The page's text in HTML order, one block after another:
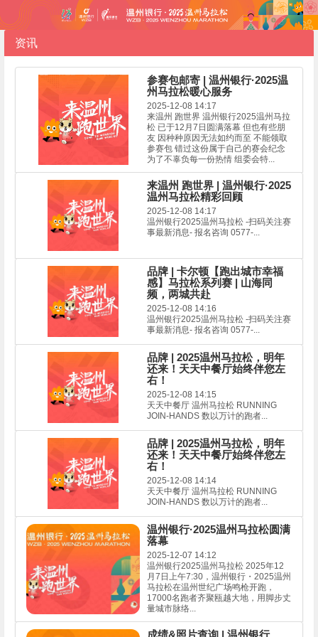
资讯
参赛包邮寄 | 温州银行·2025温
州马拉松暖心服务
2025-12-08 14:17
来温州 跑世界 温州银行2025温州马拉
松 已于12月7日圆满落幕 但也有些朋
友 因种种原因无法如约而至 不能领取
参赛包 错过这份属于自己的赛会纪念
为了不辜负每一份热情 组委会特...
来温州 跑世界 | 温州银行·2025
温州马拉松精彩回顾
2025-12-08 14:17
温州银行2025温州马拉松 -扫码关注赛
事最新消息- 报名咨询 0577-...
品牌 | 卡尔顿【跑出城市幸福
感】马拉松系列赛 | 山海同
频，两城共赴
2025-12-08 14:16
温州银行2025温州马拉松 -扫码关注赛
事最新消息- 报名咨询 0577-...
品牌 | 2025温州马拉松，明年
还来！天天中餐厅始终伴您左
右！
2025-12-08 14:15
天天中餐厅 温州马拉松 RUNNING
JOIN-HANDS 数以万计的跑者...
品牌 | 2025温州马拉松，明年
还来！天天中餐厅始终伴您左
右！
2025-12-08 14:14
天天中餐厅 温州马拉松 RUNNING
JOIN-HANDS 数以万计的跑者...
温州银行·2025温州马拉松圆满
落幕
2025-12-07 14:12
温州银行2025温州马拉松 2025年12
月7日上午7:30，温州银行・2025温州
马拉松在温州世纪广场鸣枪开跑，
17000名跑者齐聚瓯越大地，用脚步丈
量城市脉络...
成绩&照片查询 | 温州银行